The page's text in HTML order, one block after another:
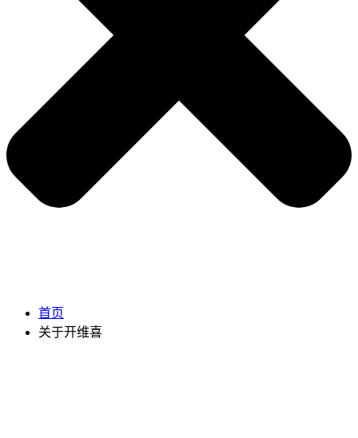
首页
关于开维喜